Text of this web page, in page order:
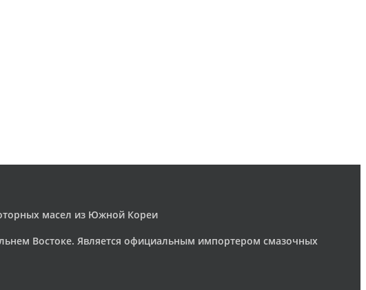
масел из Южной Кореи
Востоке. Является официальным импортером смазочных